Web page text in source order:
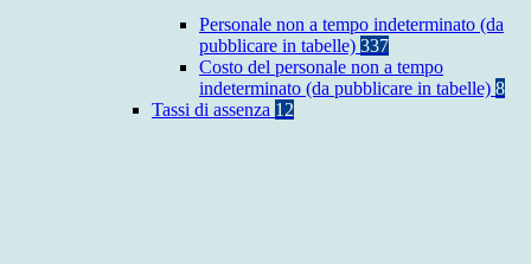
Personale non a tempo indeterminato (da
pubblicare in tabelle) 337
Costo del personale non a tempo
indeterminato (da pubblicare in tabelle) 8
Tassi di assenza 12